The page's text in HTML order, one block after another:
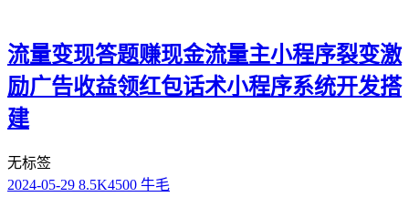
流量变现答题赚现金流量主小程序裂变激
励广告收益领红包话术小程序系统开发搭
建
无标签
2024-05-29 8.5K4500 牛毛